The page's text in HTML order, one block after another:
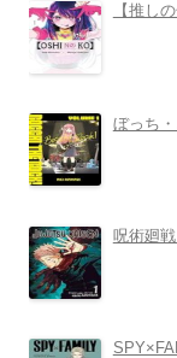
【推し
ぼっち
呪術廻